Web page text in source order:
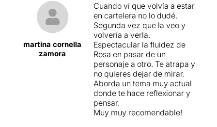
martina cornella
zamora
Cuando ví que volvía a estar
en cartelera no lo dudé.
Segunda vez que la veo y
volvería a verla.
Espectacular la fluidez de
Rosa en pasar de un
personaje a otro. Te atrapa y
no quieres dejar de mirar.
Aborda un tema muy actual
donde te hace reflexionar y
pensar.
Muy muy recomendable!